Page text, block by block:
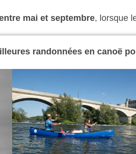
mai et septembre, lorsque
randonnées en canoë